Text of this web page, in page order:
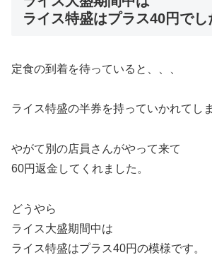
ライス特盛はプラス40円でし
定食の到着を待っていると、、、
ライス特盛の半券を持っていかれてし
やがて別の店員さんがやって来て
60円返金してくれました。
どうやら
ライス大盛期間中は
ライス特盛はプラス40円の模様です。